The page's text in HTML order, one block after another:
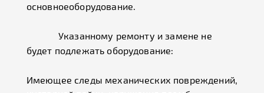
основноеоборудование.
Указанному ремонту и замене не
будет подлежать оборудование:
Имеющее следы механических повреждений,